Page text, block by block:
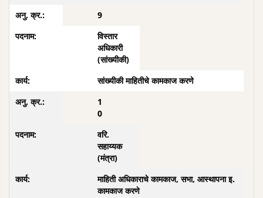
9
विस्तार
अधिकारी
(सांख्यीकी)
सांख्यीकी माहितीचे कामकाज करणे
1
0
वरि.
सहाय्यक
(मंत्रा)
माहिती अधिकाराचे कामकाज, सभा, आस्थापना इ.
कामकाज करणे